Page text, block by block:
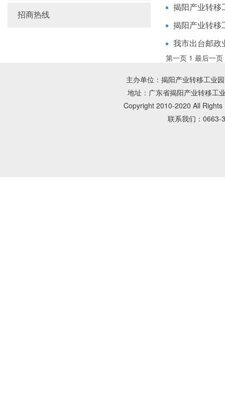
招商热线
揭阳产业转移
揭阳产业转移
我市出台邮政
第一页 1 最后一页
主办单位：揭阳产业转移工业
地址：广东省揭阳产业转移工
Copyright 2010-2020 All
联系我们：0663-